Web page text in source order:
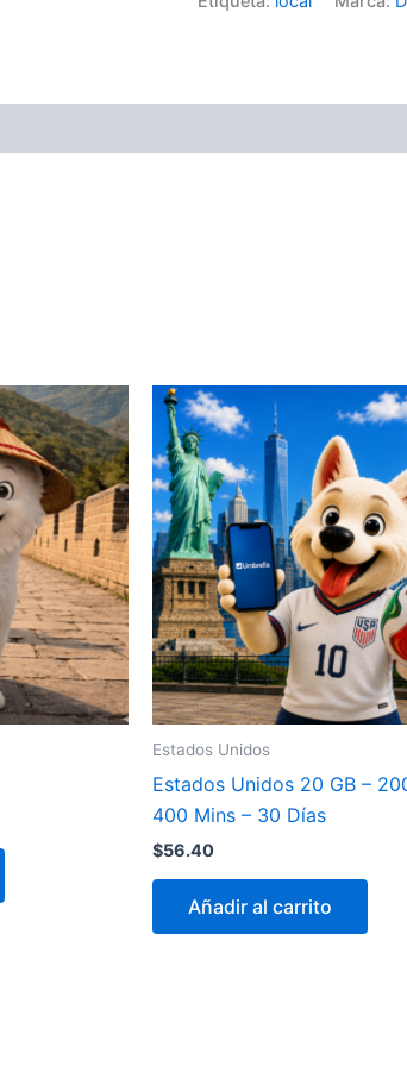
Estados Unidos
Estados Unidos 20 GB –
400 Mins – 30 Días
$56.40
Añadir al carrito